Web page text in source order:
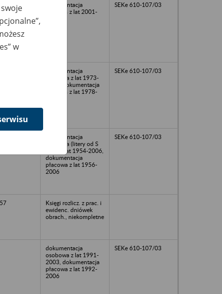
dokumentacja
płacowa z lat 2001-
SEKe 610-107/03
dokumentacja
osobowa z lat 1973-
2007, dokumentacja
płącowa z lat 1978-
SEKe 610-107/03
dokumentacja
osobowa (litery od S
do Ż) z lat 1954-2006,
dokumentacja
płacowa z lat 1956-
2006
SEKe 610-107/03
Księgi rozlicz. z prac. i
ewidenc. dniówek
obrach., niekompletne
dokumentacja
osobowa z lat 1991-
2003, dokumentacja
płacowa z lat 1992-
2006
SEKe 610-107/03
w